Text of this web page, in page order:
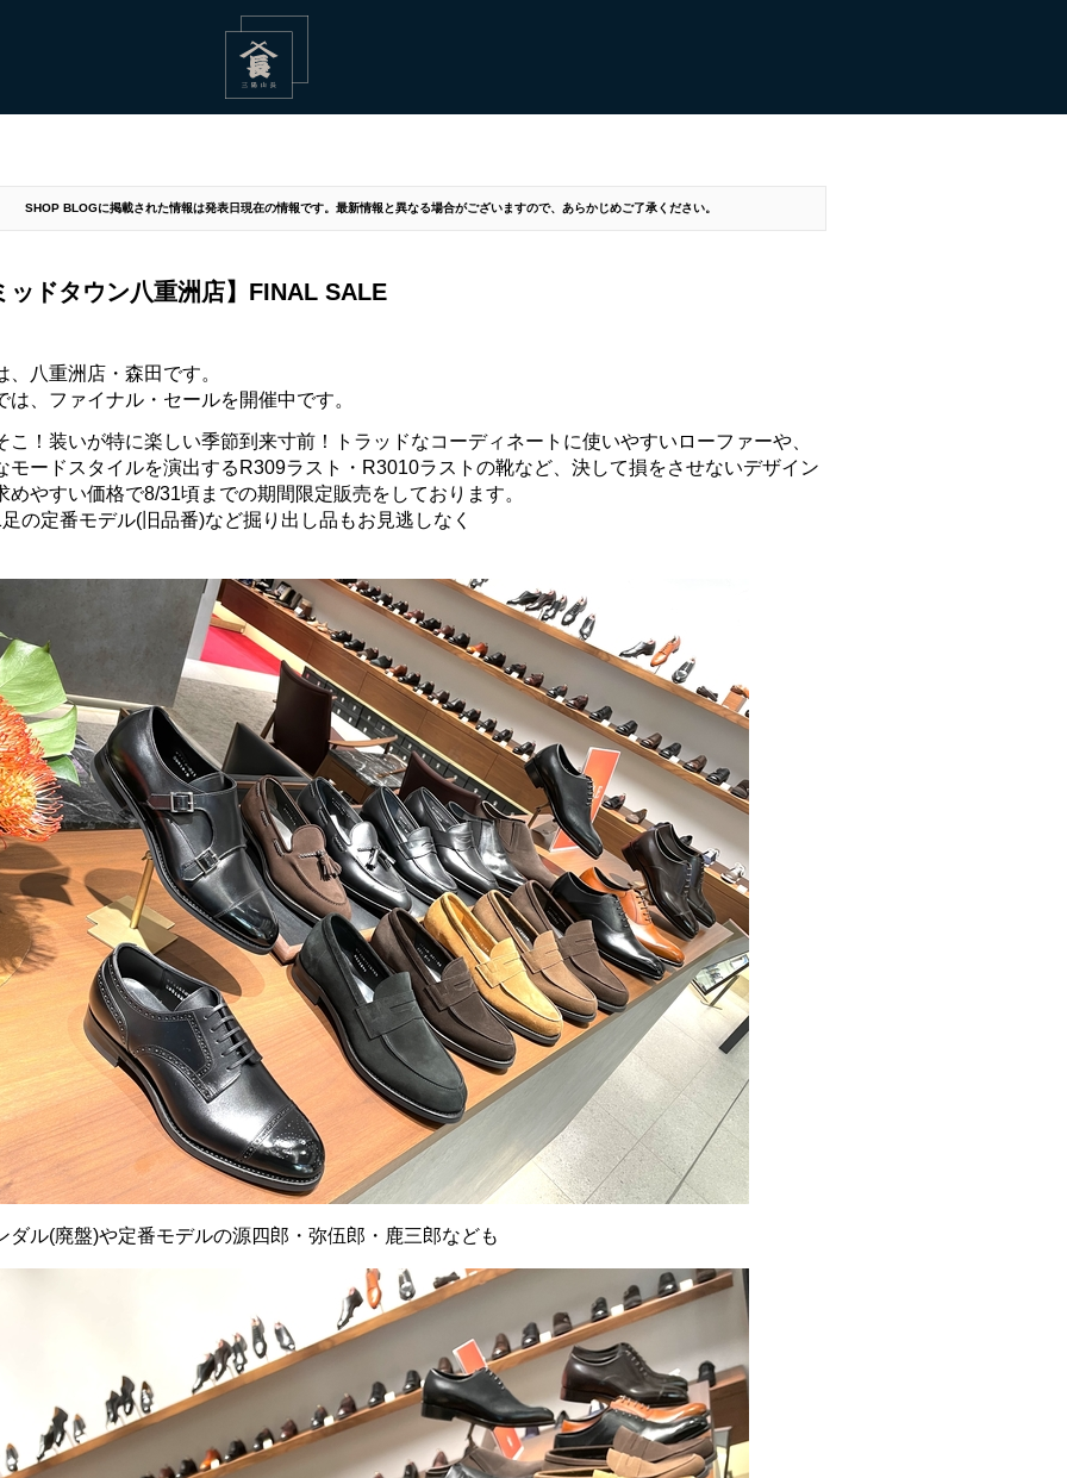
SHOP BLOGに掲載された情報は発表日現在の情報です。最新情報と異なる場合がございますので、あらかじめご了承ください。
ッドタウン八重洲店】FINAL SALE
、八重洲店・森田です。
は、ファイナル・セールを開催中です。
こ！装いが特に楽しい季節到来寸前！トラッドなコーディネートに使いやすいローファーや、
モードスタイルを演出するR309ラスト・R3010ラストの靴など、決して損をさせないデザイン
めやすい価格で8/31頃までの期間限定販売をしております。
の定番モデル(旧品番)など掘り出し品もお見逃しなく
ダル(廃盤)や定番モデルの源四郎・弥伍郎・鹿三郎なども